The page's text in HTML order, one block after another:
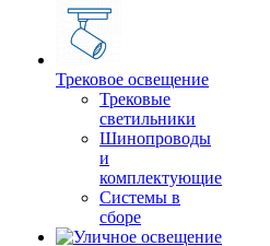
Трековое освещение
Трековые
светильники
Шинопроводы
и
комплектующие
Системы в
сборе